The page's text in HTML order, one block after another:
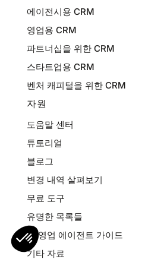
에이전시용 CRM
영업용 CRM
파트너십을 위한 CRM
스타트업용 CRM
벤처 캐피털을 위한 CRM
자원
도움말 센터
튜토리얼
블로그
변경 내역 살펴보기
무료 도구
유명한 목록들
AI 영업 에이전트 가이드
기타 자료